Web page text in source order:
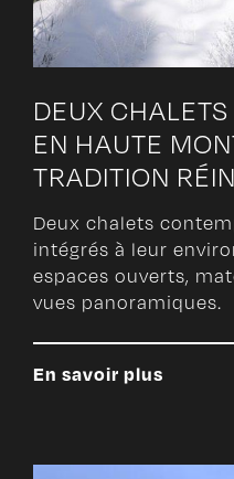
DEUX
EN HAUTE
TRADITION
Deux chalets
intégrés à leur
espaces ouverts,
vues panoramiques.
En savoir plus